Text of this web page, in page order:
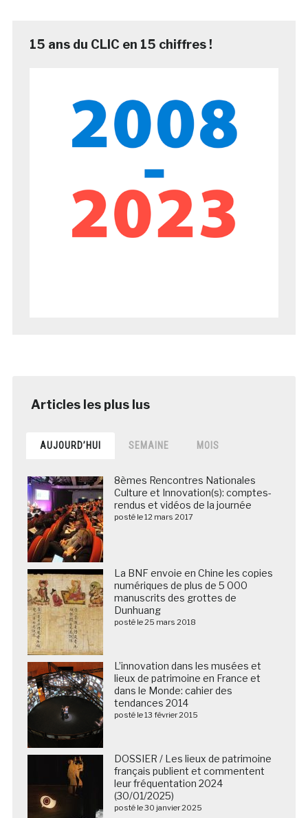
15 ans du CLIC en 15 chiffres !
AUJOURD’HUI SEMAINE MOIS
8èmes Rencontres Nationales
Culture et Innovation(s): comptes-
rendus et vidéos de la journée
posté le 12 mars 2017
La BNF envoie en Chine les copies
numériques de plus de 5 000
manuscrits des grottes de
Dunhuang
posté le 25 mars 2018
L’innovation dans les musées et
lieux de patrimoine en France et
dans le Monde: cahier des
tendances 2014
posté le 13 février 2015
DOSSIER / Les lieux de patrimoine
français publient et commentent
leur fréquentation 2024
(30/01/2025)
posté le 30 janvier 2025